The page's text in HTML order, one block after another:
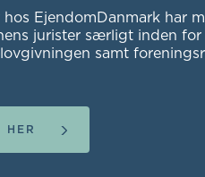
hos EjendomDanmark har
jurister særligt inden
samt
HER